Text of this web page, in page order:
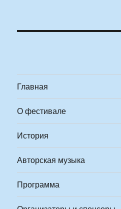
Главная
О фестивале
История
Авторская музыка
Программа